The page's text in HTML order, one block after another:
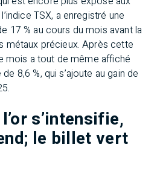
TSX, a enregistré une
17 % au cours du mois avant la
métaux précieux. Après cette
mois a tout de même affiché
8,6 %, qui s’ajoute au gain de
s’intensifie,
le billet vert